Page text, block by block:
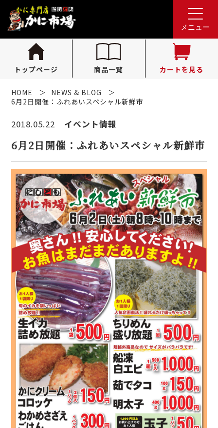
メニュー
トップページ 商品一覧 カートを見る
れんが亭へのお問い合わせ
tel.0796-36-1341
（受付時間 10:00〜16:00）
HOME
NEWS & BLOG
6月2日開催：ふれあいスペシャル新鮮市
2018.05.22 イベント情報
6月2日開催：ふれあいスペシャル新鮮市